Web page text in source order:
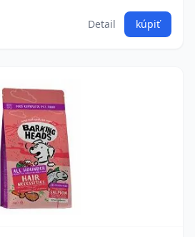
Detail kúpiť